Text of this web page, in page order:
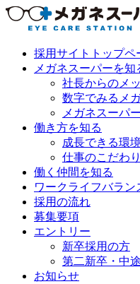
採用サイトトップペ
メガネスーパーを知
社長からのメ
数字でみるメ
メガネスーパ
働き方を知る
成長できる環境
仕事のこだわり
働く仲間を知る
ワークライフバラン
採用の流れ
募集要項
エントリー
新卒採用の方
第二新卒・中
お知らせ